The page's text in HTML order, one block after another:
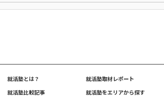
就活塾とは？ 就活塾取材レポート
就活塾比較記事
就活塾をエリアから探す